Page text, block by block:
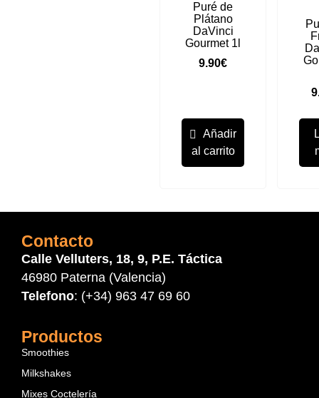
Puré de
Plátano
DaVinci
Gourmet 1l
9.90€
Añadir
al carrito
Productos
Smoothies
Milkshakes
Mixes Coctelería
Contacto
Calle Velluters, 18, 9, P.E. Táctica
46980 Paterna (Valencia)
Telefono: (+34) 963 47 69 60